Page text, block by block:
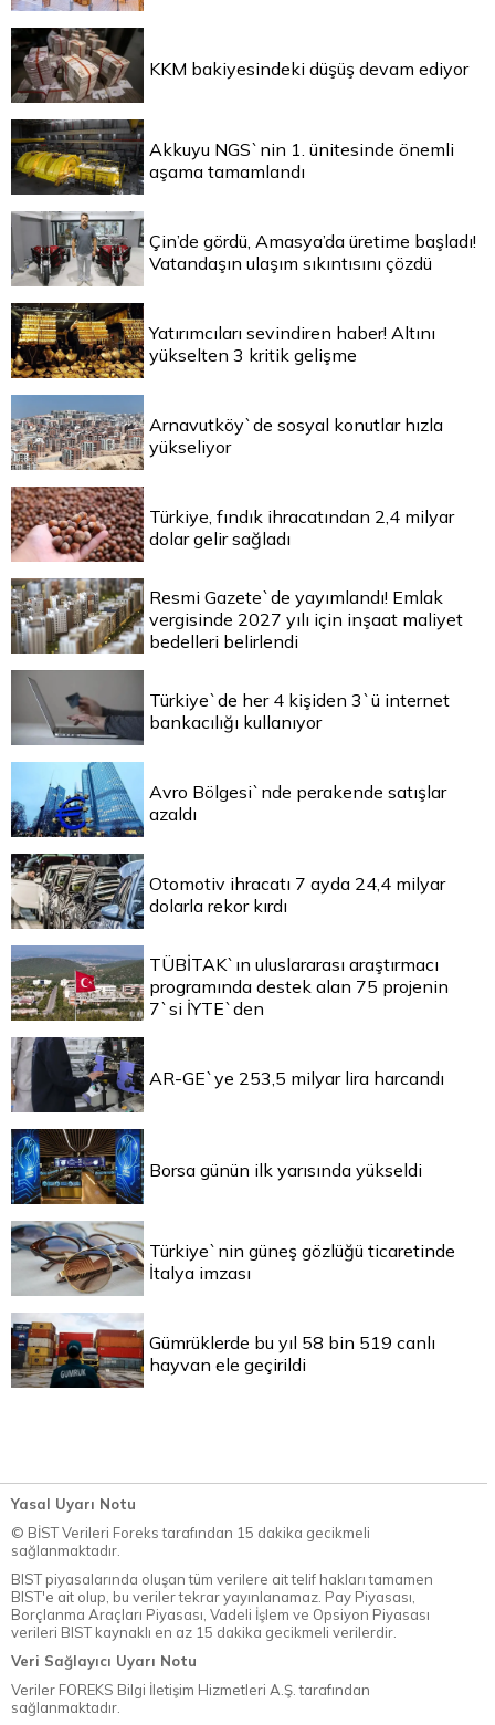
KKM bakiyesindeki düşüş devam ediyor
Akkuyu NGS`nin 1. ünitesinde önemli
aşama tamamlandı
Çin’de gördü, Amasya’da üretime başladı!
Vatandaşın ulaşım sıkıntısını çözdü
Yatırımcıları sevindiren haber! Altını
yükselten 3 kritik gelişme
Arnavutköy`de sosyal konutlar hızla
yükseliyor
Türkiye, fındık ihracatından 2,4 milyar
dolar gelir sağladı
Resmi Gazete`de yayımlandı! Emlak
vergisinde 2027 yılı için inşaat maliyet
bedelleri belirlendi
Türkiye`de her 4 kişiden 3`ü internet
bankacılığı kullanıyor
Avro Bölgesi`nde perakende satışlar
azaldı
Otomotiv ihracatı 7 ayda 24,4 milyar
dolarla rekor kırdı
TÜBİTAK`ın uluslararası araştırmacı
programında destek alan 75 projenin
7`si İYTE`den
AR-GE`ye 253,5 milyar lira harcandı
Borsa günün ilk yarısında yükseldi
Türkiye`nin güneş gözlüğü ticaretinde
İtalya imzası
Gümrüklerde bu yıl 58 bin 519 canlı
hayvan ele geçirildi
Yasal Uyarı Notu
© BİST Verileri Foreks tarafından 15 dakika gecikmeli
sağlanmaktadır.
BIST piyasalarında oluşan tüm verilere ait telif hakları tamamen
BIST'e ait olup, bu veriler tekrar yayınlanamaz. Pay Piyasası,
Borçlanma Araçları Piyasası, Vadeli İşlem ve Opsiyon Piyasası
verileri BIST kaynaklı en az 15 dakika gecikmeli verilerdir.
Veri Sağlayıcı Uyarı Notu
Veriler FOREKS Bilgi İletişim Hizmetleri A.Ş. tarafından
sağlanmaktadır.